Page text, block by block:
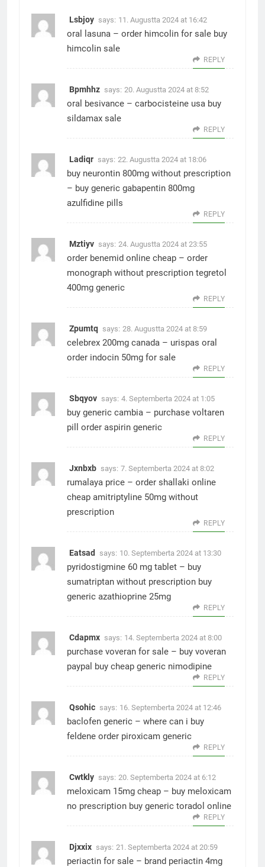
Lsbjoy says: 11. Augustta 2024 at 16:42
oral lasuna – order himcolin for sale buy
himcolin sale
REPLY
Bpmhhz says: 20. Augustta 2024 at 8:52
oral besivance – carbocisteine usa buy
sildamax sale
REPLY
Ladiqr says: 22. Augustta 2024 at 18:06
buy neurontin 800mg without prescription
– buy generic gabapentin 800mg
azulfidine pills
REPLY
Mztiyv says: 24. Augustta 2024 at 23:55
order benemid online cheap – order
monograph without prescription tegretol
400mg generic
REPLY
Zpumtq says: 28. Augustta 2024 at 8:59
celebrex 200mg canada – urispas oral
order indocin 50mg for sale
REPLY
Sbqyov says: 4. Septemberta 2024 at 1:05
buy generic cambia – purchase voltaren
pill
order aspirin generic
REPLY
Jxnbxb says: 7. Septemberta 2024 at 8:02
rumalaya price – order shallaki online
cheap amitriptyline 50mg without
prescription
REPLY
Eatsad says: 10. Septemberta 2024 at 13:30
pyridostigmine 60 mg tablet – buy
sumatriptan without prescription buy
generic azathioprine 25mg
REPLY
Cdapmx says: 14. Septemberta 2024 at 8:00
purchase voveran for sale – buy voveran
paypal buy cheap generic nimodipine
REPLY
Qsohic says: 16. Septemberta 2024 at 12:46
baclofen generic – where can i buy
feldene order piroxicam generic
REPLY
Cwtkly says: 20. Septemberta 2024 at 6:12
meloxicam 15mg cheap – buy meloxicam
no prescription buy generic toradol online
REPLY
Djxxix says: 21. Septemberta 2024 at 20:59
periactin for sale – brand periactin 4mg